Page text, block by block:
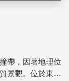
帶，因著地理位
景觀。位於東北